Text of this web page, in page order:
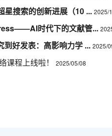
星搜索的创新进展（10 ... 2025/
时代下的文献管...
到好发表：高影响力学 ... 2025/
课程上线啦！ 2025/05/08